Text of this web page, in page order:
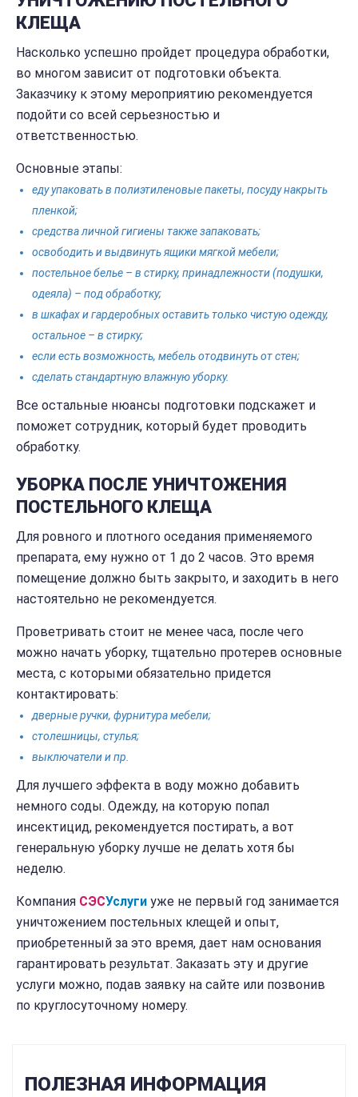
КЛЕЩА
Насколько успешно пройдет процедура обработки,
во многом зависит от подготовки объекта.
Заказчику к этому мероприятию рекомендуется
подойти со всей серьезностью и
ответственностью.
Основные этапы:
еду упаковать в полиэтиленовые пакеты, посуду накрыть
пленкой;
средства личной гигиены также запаковать;
освободить и выдвинуть ящики мягкой мебели;
постельное белье – в стирку, принадлежности (подушки,
одеяла) – под обработку;
в шкафах и гардеробных оставить только чистую одежду,
остальное – в стирку;
если есть возможность, мебель отодвинуть от стен;
сделать стандартную влажную уборку.
Все остальные нюансы подготовки подскажет и
поможет сотрудник, который будет проводить
обработку.
УБОРКА ПОСЛЕ УНИЧТОЖЕНИЯ
ПОСТЕЛЬНОГО КЛЕЩА
Для ровного и плотного оседания применяемого
препарата, ему нужно от 1 до 2 часов. Это время
помещение должно быть закрыто, и заходить в него
настоятельно не рекомендуется.
Проветривать стоит не менее часа, после чего
можно начать уборку, тщательно протерев основные
места, с которыми обязательно придется
контактировать:
дверные ручки, фурнитура мебели;
столешницы, стулья;
выключатели и пр.
Для лучшего эффекта в воду можно добавить
немного соды. Одежду, на которую попал
инсектицид, рекомендуется постирать, а вот
генеральную уборку лучше не делать хотя бы
неделю.
Компания СЭСУслуги уже не первый год занимается
уничтожением постельных клещей и опыт,
приобретенный за это время, дает нам основания
гарантировать результат. Заказать эту и другие
услуги можно, подав заявку на сайте или позвонив
по круглосуточному номеру.
ПОЛЕЗНАЯ ИНФОРМАЦИЯ